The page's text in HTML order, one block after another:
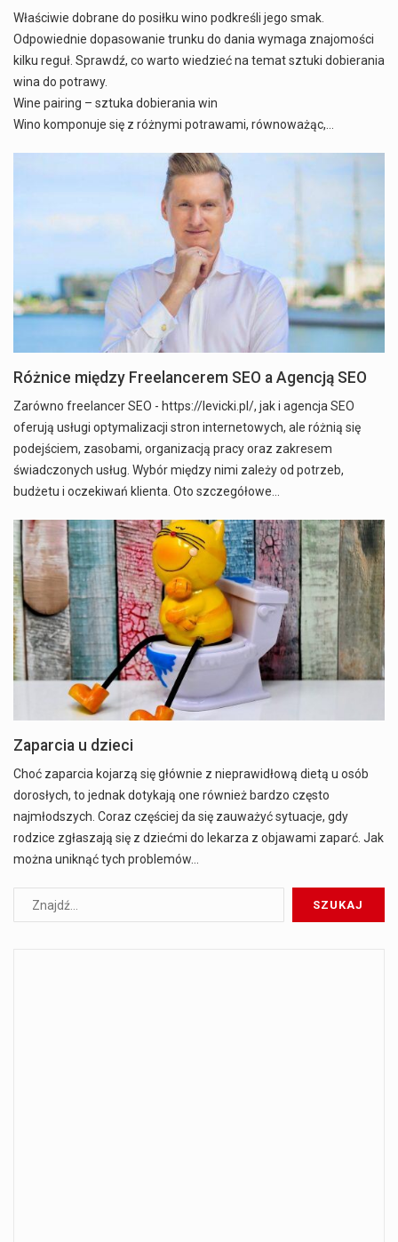
Właściwie dobrane do posiłku wino podkreśli jego smak.
Odpowiednie dopasowanie trunku do dania wymaga znajomości
kilku reguł. Sprawdź, co warto wiedzieć na temat sztuki dobierania
wina do potrawy.
Wine pairing – sztuka dobierania win
Wino komponuje się z różnymi potrawami, równoważąc,…
Różnice między Freelancerem SEO a Agencją SEO
Zarówno freelancer SEO - https://levicki.pl/, jak i agencja SEO
oferują usługi optymalizacji stron internetowych, ale różnią się
podejściem, zasobami, organizacją pracy oraz zakresem
świadczonych usług. Wybór między nimi zależy od potrzeb,
budżetu i oczekiwań klienta. Oto szczegółowe…
Zaparcia u dzieci
Choć zaparcia kojarzą się głównie z nieprawidłową dietą u osób
dorosłych, to jednak dotykają one również bardzo często
najmłodszych. Coraz częściej da się zauważyć sytuacje, gdy
rodzice zgłaszają się z dziećmi do lekarza z objawami zaparć. Jak
można uniknąć tych problemów…